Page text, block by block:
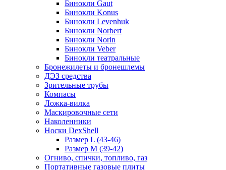
Бинокли Gaut
Бинокли Konus
Бинокли Levenhuk
Бинокли Norbert
Бинокли Norin
Бинокли Veber
Бинокли театральные
Бронежилеты и бронешлемы
ДЭЗ средства
Зрительные трубы
Компасы
Ложка-вилка
Маскировочные сети
Наколенники
Носки DexShell
Размер L (43-46)
Размер M (39-42)
Огниво, спички, топливо, газ
Портативные газовые плиты